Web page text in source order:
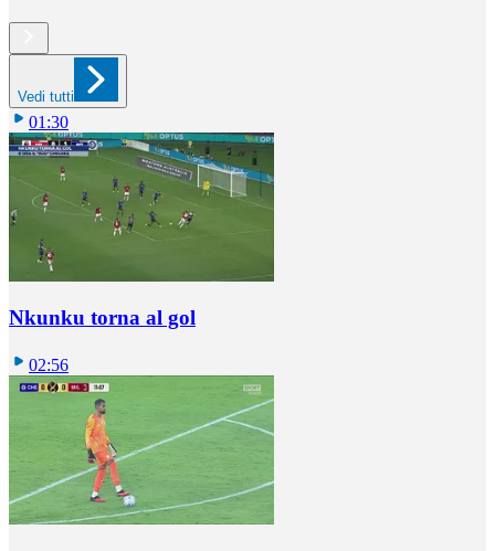
Vedi tutti
01:30
Nkunku torna al gol
02:56